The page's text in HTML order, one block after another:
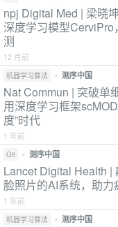
npj Digital Med | 梁晓
深度学习模型
测
12 月前
机器学习算法 • 测序中国
Nat Commun | 突破单
用深度学习框架
度”时代
1 年前
Git • 测序中国
Lancet Digital Health |
脸照片的AI系统，助
1 年前
机器学习算法 • 测序中国